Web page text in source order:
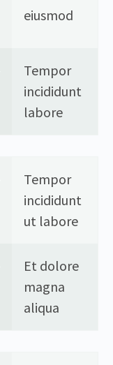
eiusmod
Tempor
incididunt
labore
Tempor
incididunt
ut labore
Et dolore
magna
aliqua